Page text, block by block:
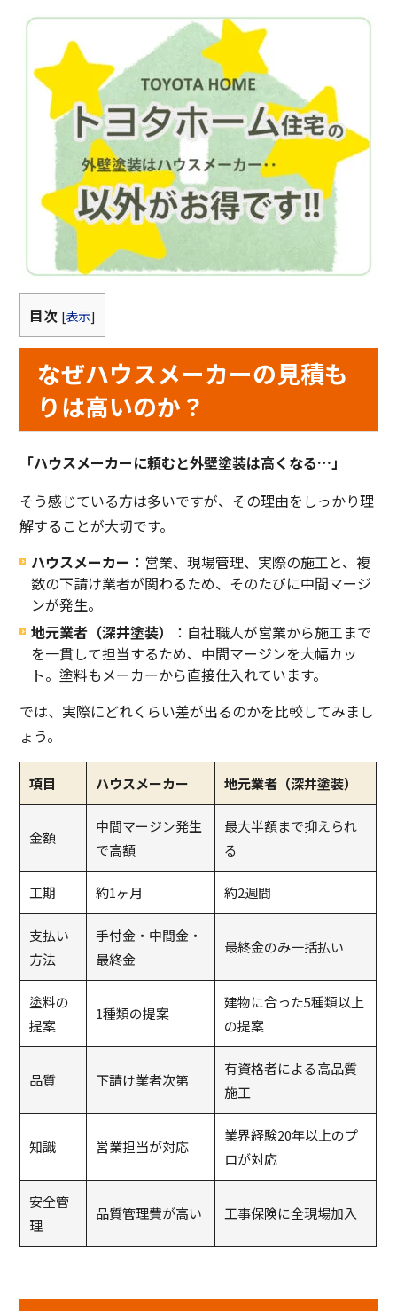
目次 [表示]
なぜハウスメーカーの見積も
りは高いのか？
「ハウスメーカーに頼むと外壁塗装は高くなる…」
そう感じている方は多いですが、その理由をしっかり理
解することが大切です。
ハウスメーカー ：営業、現場管理、実際の施工と、複
数の下請け業者が関わるため、そのたびに中間マージ
ンが発生。
地元業者（深井塗装）
：自社職人が営業から施工まで
を一貫して担当するため、中間マージンを大幅カッ
ト。塗料もメーカーから直接仕入れています。
では、実際にどれくらい差が出るのかを比較してみまし
ょう。
項目 ハウスメーカー 地元業者（深井塗装）
金額
中間マージン発生
で高額
最大半額まで抑えられ
る
工期 約1ヶ月 約2週間
支払い
方法
手付金・中間金・
最終金
最終金のみ一括払い
塗料の
提案
1種類の提案
建物に合った5種類以上
の提案
品質 下請け業者次第
有資格者による高品質
施工
知識 営業担当が対応
業界経験20年以上のプ
ロが対応
安全管
理
品質管理費が高い 工事保険に全現場加入